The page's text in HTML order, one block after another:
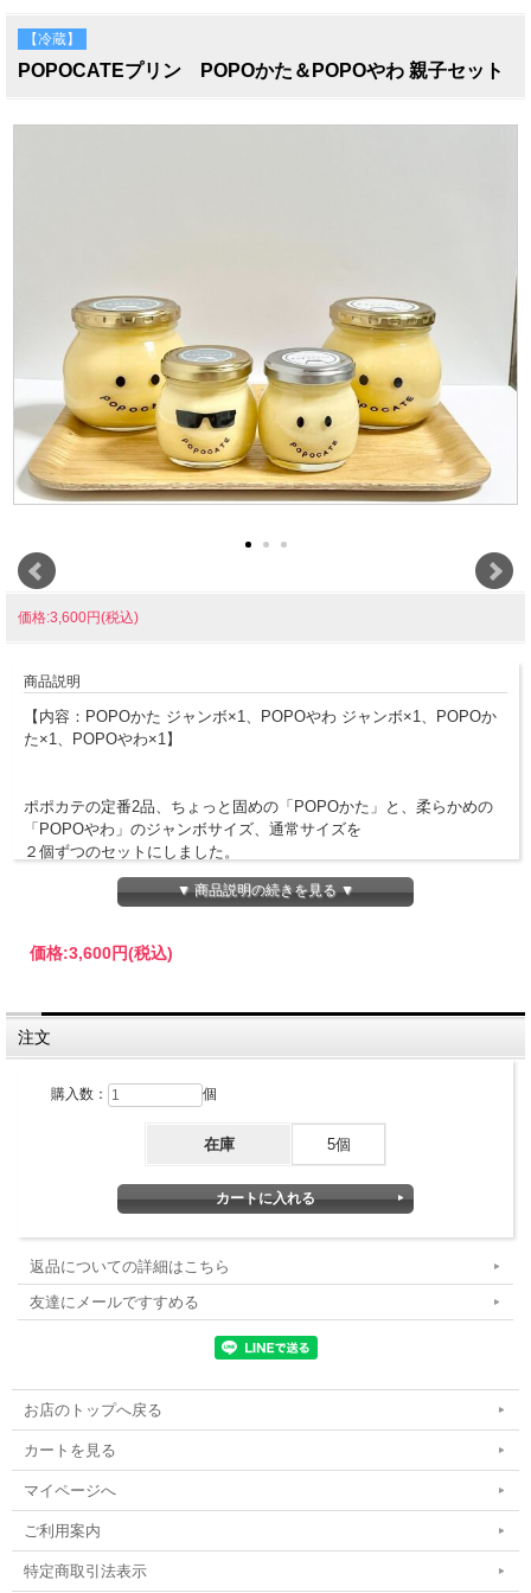
【冷蔵】
POPOCATEプリン POPOかた＆POPOやわ 親子セット
価格:3,600円(税込)
商品説明
【内容：POPOかた ジャンボ×1、POPOやわ ジャンボ×1、POPOか
た×1、POPOやわ×1】
ポポカテの定番2品、ちょっと固めの「POPOかた」と、柔らかめの
「POPOやわ」のジャンボサイズ、通常サイズを
２個ずつのセットにしました。
どちらも、たまご、牛乳、グラニュー糖、バニラビーンズのみで作っ
た大人気のベーシックプリン。
のカラメル付き）
▼ 商品説明の続きを見る ▼
価格:3,600円(税込)
注文
購入数： 個
在庫 5個
返品についての詳細はこちら
友達にメールですすめる
お店のトップへ戻る
カートを見る
マイページへ
ご利用案内
特定商取引法表示